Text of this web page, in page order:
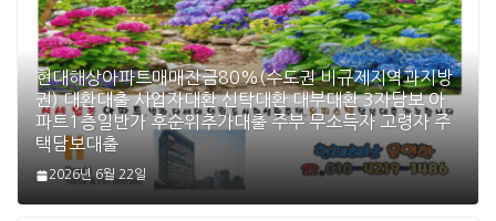
현대해상아파트매매잔금80%(수도권 비규제지역과지방
권) 대환대출 사업자대환 신탁대환 대부대환 3자담보 아
파트1층일반가 후순위추가대출 주부 무소득자 고령자 주
택담보대출
2026년 6월 22일